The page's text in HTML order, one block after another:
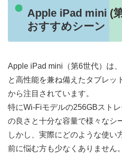
Apple iPad mini (
おすすめシーン
Apple iPad mini（第6世代）は
と高性能を兼ね備えたタブレッ
から注目されています。
特にWi-Fiモデルの256GBスト
の良さと十分な容量で様々なシ
しかし、実際にどのような使い
前に悩む方も少なくありません。